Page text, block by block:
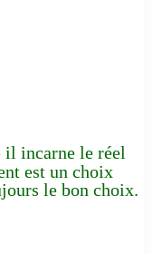
il incarne le réel
est un choix
le bon choix.